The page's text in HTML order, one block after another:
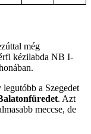
még
kézilabda NB I-
legutóbb a Szegedet
. Azt
meccse, de